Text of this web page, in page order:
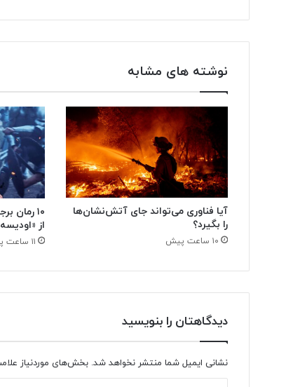
نوشته های مشابه
آیا فناوری می‌تواند جای آتش‌نشان‌ها
را بگیرد؟
۱۰ ساعت پیش
۱۰ رمان
از
۱۱ ساعت پیش
دیدگاهتان را بنویسید
نشانی ایمیل شما منتشر نخواهد شد. بخش‌های موردنیاز